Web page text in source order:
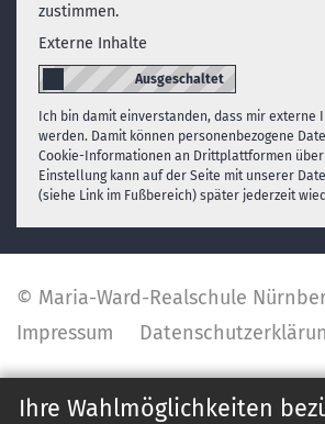
Ihre Wahlmöglichkeiten
zustimmen.
Externe Inhalte
Ich bin damit einverstanden, dass mir externe
werden. Damit können personenbezogene
Cookie-Informationen an Drittplattformen
Einstellung kann auf der Seite mit unserer
(siehe Link im Fußbereich) später jederzeit
© Maria-Ward-Realschule
Impressum